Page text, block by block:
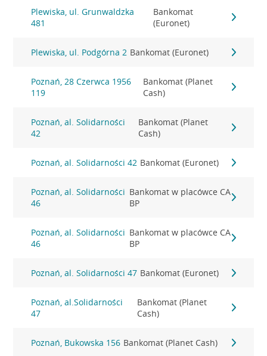
Plewiska, ul. Grunwaldzka
481
Bankomat
(Euronet)
Plewiska, ul. Podgórna 2 Bankomat (Euronet)
Poznań, 28 Czerwca 1956
119
Bankomat (Planet
Cash)
Poznań, al. Solidarności
42
Bankomat (Planet
Cash)
Poznań, al. Solidarności 42 Bankomat (Euronet)
Poznań, al. Solidarności
46
Bankomat w placówce CA
BP
Poznań, al. Solidarności
46
Bankomat w placówce CA
BP
Poznań, al. Solidarności 47 Bankomat (Euronet)
Poznań, al.Solidarności
47
Bankomat (Planet
Cash)
Poznań, Bukowska 156 Bankomat (Planet Cash)